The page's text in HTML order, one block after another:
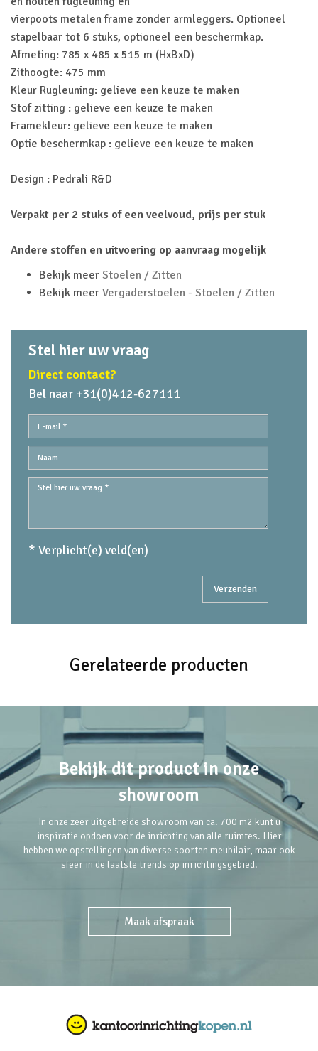
vierpoots metalen frame zonder armleggers. Optioneel
stapelbaar tot 6 stuks, optioneel een beschermkap.
Afmeting: 785 x 485 x 515 m (HxBxD)
Zithoogte: 475 mm
Kleur Rugleuning: gelieve een keuze te maken
Stof zitting : gelieve een keuze te maken
Framekleur: gelieve een keuze te maken
Optie beschermkap : gelieve een keuze te maken
Design : Pedrali R&D
Verpakt per 2 stuks of een veelvoud, prijs per stuk
Andere stoffen en uitvoering op aanvraag mogelijk
Bekijk meer Stoelen / Zitten
Bekijk meer Vergaderstoelen - Stoelen / Zitten
Stel hier uw vraag
Direct contact?
Bel naar +31(0)412-627111
* Verplicht(e) veld(en)
Gerelateerde producten
Bekijk dit product in onze
showroom
In onze zeer uitgebreide showroom van ca. 700 m2 kunt u
inspiratie opdoen voor de inrichting van alle ruimtes. Hier
hebben we opstellingen van diverse soorten meubilair, maar ook
sfeer in de laatste trends op inrichtingsgebied.
Maak afspraak